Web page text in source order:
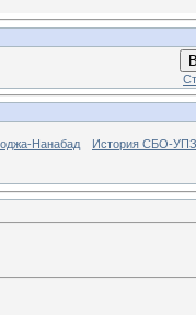
Нанабад История СБО-УПЗ